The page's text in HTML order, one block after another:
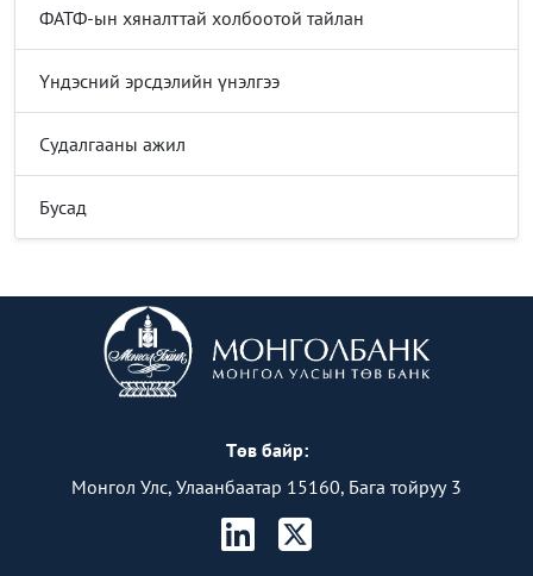
ФАТФ-ын хяналттай холбоотой тайлан
Үндэсний эрсдэлийн үнэлгээ
Судалгааны ажил
Бусад
Төв байр:
Монгол Улс, Улаанбаатар 15160, Бага тойруу 3